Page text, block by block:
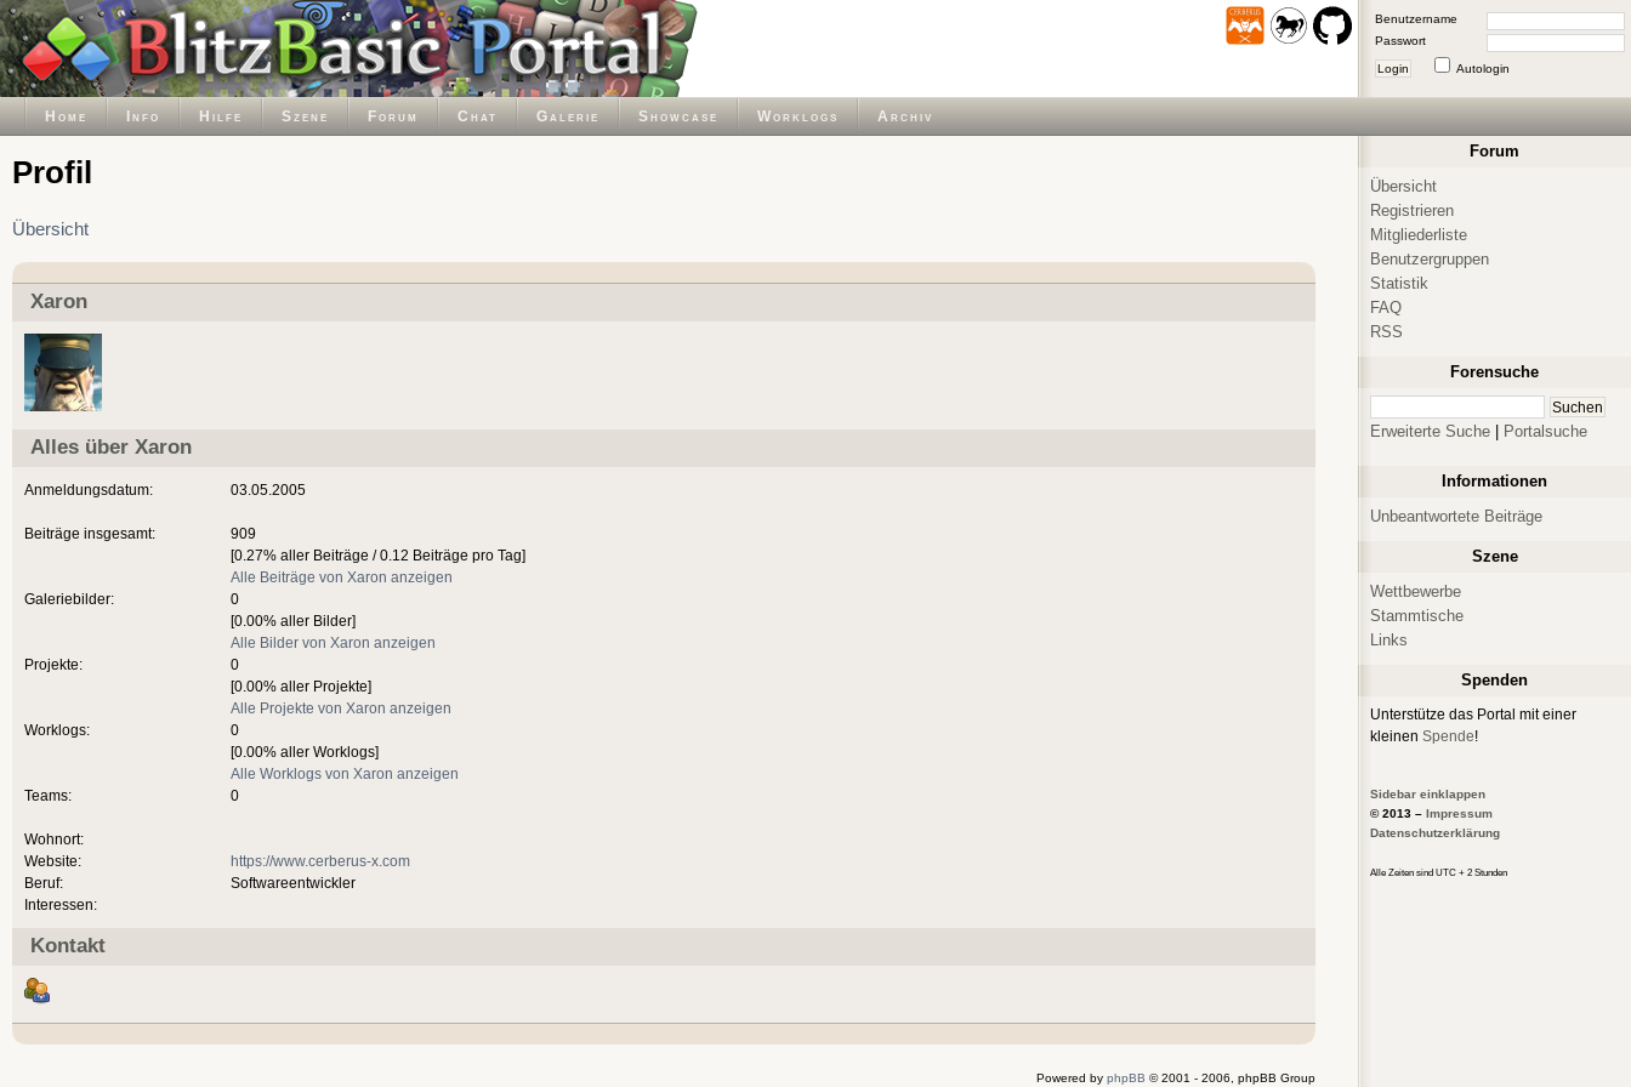
Benutzername
Passwort
Login Autologin
Home Info Hilfe Szene Forum Chat Galerie Showcase Worklogs Archiv
Profil
Übersicht
Xaron
Alles über Xaron
Anmeldungsdatum:
Beiträge insgesamt:
Galeriebilder:
Projekte:
Worklogs:
Teams:
Wohnort:
Website:
Beruf:
Interessen:
03.05.2005
909
[0.27% aller Beiträge / 0.12 Beiträge pro Tag]
Alle Beiträge von Xaron anzeigen
0
[0.00% aller Bilder]
Alle Bilder von Xaron anzeigen
0
[0.00% aller Projekte]
Alle Projekte von Xaron anzeigen
0
[0.00% aller Worklogs]
Alle Worklogs von Xaron anzeigen
0
https://www.cerberus-x.com
Softwareentwickler
Kontakt
Powered by phpBB © 2001 - 2006, phpBB Group
Forum
Übersicht
Registrieren
Mitgliederliste
Benutzergruppen
Statistik
FAQ
RSS
Forensuche
Erweiterte Suche Portalsuche
Informationen
Unbeantwortete Beiträge
Szene
Wettbewerbe
Stammtische
Links
Spenden
Unterstütze das Portal mit einer
kleinen Spende!
Sidebar einklappen
© 2013 – Impressum
Datenschutzerklärung
Alle Zeiten sind UTC + 2 Stunden